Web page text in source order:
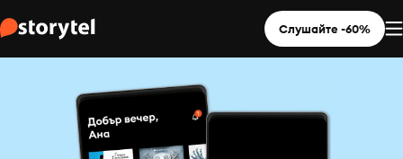
Слушайте -60%